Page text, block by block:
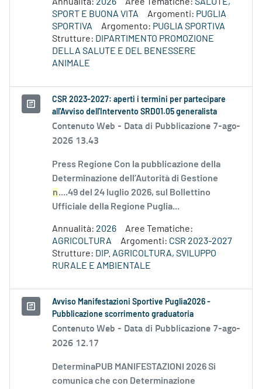
Annualità: 2026 Aree Tematiche: SALUTE,
SPORT E BUONA VITA
Argomenti: PUGLIA
SPORTIVA
Argomento: PUGLIA SPORTIVA
Strutture: DIPARTIMENTO PROMOZIONE
DELLA SALUTE E DEL BENESSERE
ANIMALE
CSR 2023-2027: aperti i termini per partecipare
all'Avviso dell'Intervento SRD01.05 generalista
Contenuto Web - Data di Pubblicazione 7-ago-
2026 13.43
Press Regione Con la pubblicazione della
Determinazione dell’Autorità di Gestione
n....49 del 24 luglio 2026, sul Bollettino
Ufficiale della Regione Puglia...
Annualità: 2026
Aree Tematiche:
AGRICOLTURA
Argomenti: CSR 2023-2027
Strutture: DIP. AGRICOLTURA, SVILUPPO
RURALE E AMBIENTALE
Avviso Manifestazioni Sportive Puglia2026 -
Pubblicazione scorrimento graduatoria
Contenuto Web - Data di Pubblicazione 7-ago-
2026 12.17
DeterminaPUB MANIFESTAZIONI 2026 Si
comunica che con Determinazione